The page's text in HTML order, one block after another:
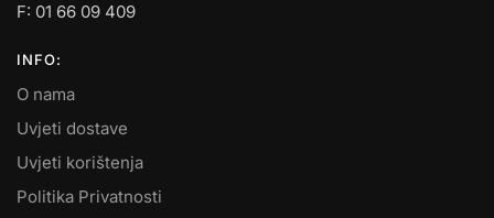
F: 01 66 09 409
INFO:
O nama
Uvjeti dostave
Uvjeti korištenja
Politika Privatnosti